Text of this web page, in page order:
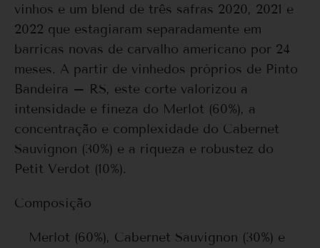
vinhos e um blend de três safras 2020, 2021 e
2022 que estagiaram separadamente em
barricas novas de carvalho americano por 24
meses. A partir de vinhedos próprios de Pinto
Bandeira – RS, este corte valorizou a
intensidade e fineza do Merlot (60%), a
concentração e complexidade do Cabernet
Sauvignon (30%) e a riqueza e robustez do
Petit Verdot (10%).
Composição
Merlot (60%), Cabernet Sauvignon (30%) e